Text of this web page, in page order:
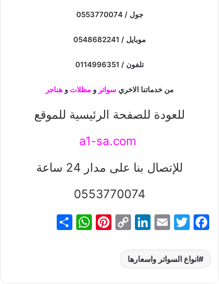
جول / 0553770074
موبايل / 0548682241
تلفون / 0114996351
من خدماتنا الاخري سواتر و مظلات و هناجر
للعودة للصفحة الرئيسية للموقع
للإتصال بنا على مدار 24 ساعة
0553770074
F
c
e
T
itt
er
E
ai
l
Li
k
e
C
Pi
W
انواع السواتر واسعارها